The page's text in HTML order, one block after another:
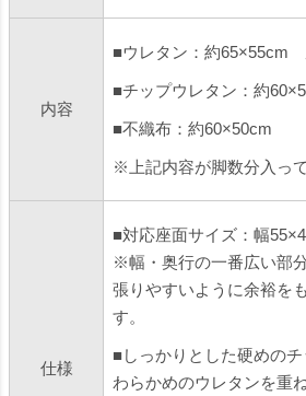
内容
■ウレタン：約65×55cm
■チップウレタン：約
■不織布：約60×50cm
※上記内容が脚数分入って
仕様
■対応座面サイズ：幅
※幅・奥行の一番広い部
張りやすいように余裕を
す。
■しっかりとした硬めの
わらかめのウレタンを重